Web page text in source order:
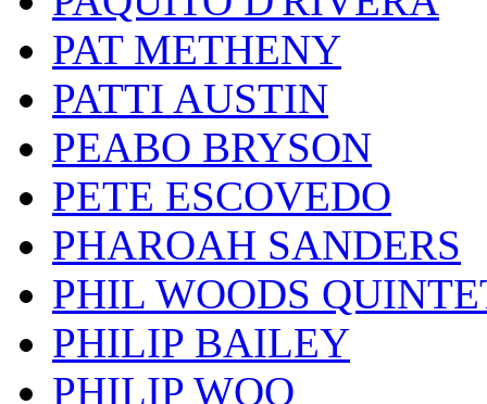
PAT METHENY
PATTI AUSTIN
PEABO BRYSON
PETE ESCOVEDO
PHAROAH SANDERS
PHIL WOODS
PHILIP BAILEY
PHILIP WOO